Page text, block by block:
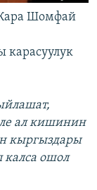
Шомфай
ал кишинин
кыргыздары
калса ошол